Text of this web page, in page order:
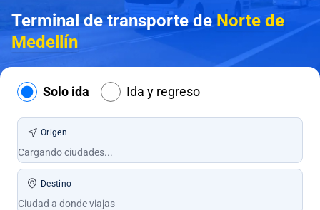
Terminal de transporte de Norte de
Medellín
Solo ida Ida y regreso
Origen
Destino